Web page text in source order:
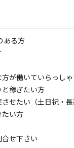
ある方
が働いていらっし
稼ぎたい方
せたい（土日祝・
たい方
せ下さい